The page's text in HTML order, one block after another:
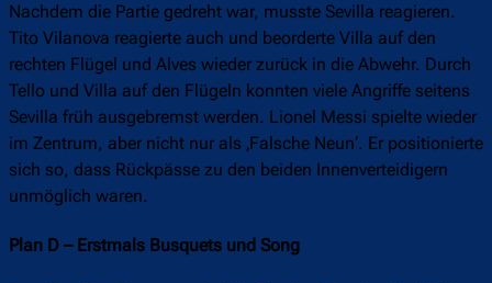
Nachdem die Partie gedreht war, musste Sevilla reagieren.
Tito Vilanova reagierte auch und beorderte Villa auf den
rechten Flügel und Alves wieder zurück in die Abwehr. Durch
Tello und Villa auf den Flügeln konnten viele Angriffe seitens
Sevilla früh ausgebremst werden. Lionel Messi spielte wieder
im Zentrum, aber nicht nur als ‚Falsche Neun‘. Er positionierte
sich so, dass Rückpässe zu den beiden Innenverteidigern
unmöglich waren.
Plan D – Erstmals Busquets und Song